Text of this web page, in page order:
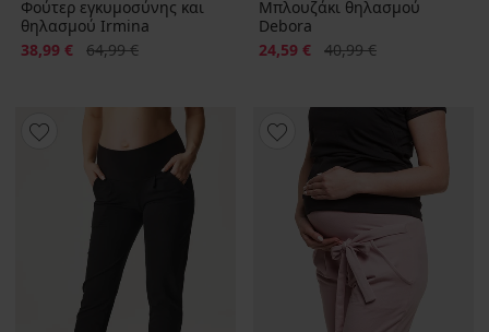
Φούτερ εγκυμοσύνης και
θηλασμού Irmina
Έκπτωση
38,99 € Αρχική τιμή
64,99 €
Μπλουζάκι θηλασμού
Debora
Έκπτωση
24,59 € Αρχική τιμή
40,99 €